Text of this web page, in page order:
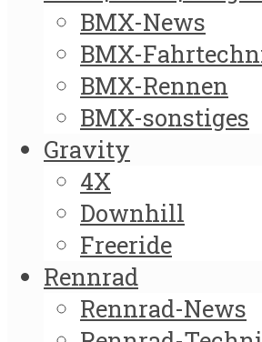
BMX-News
BMX-
BMX-Rennen
BMX-sonstiges
Gravity
4X
Downhill
Freeride
Rennrad
Rennrad-News